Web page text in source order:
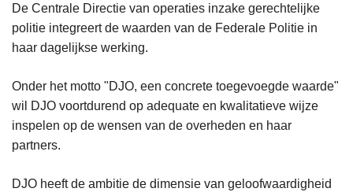
De Centrale Directie van operaties inzake gerechtelijke
politie integreert de waarden van de Federale Politie in
haar dagelijkse werking.
Onder het motto "DJO, een concrete toegevoegde waarde"
wil DJO voortdurend op adequate en kwalitatieve wijze
inspelen op de wensen van de overheden en haar
partners.
DJO heeft de ambitie de dimensie van geloofwaardigheid